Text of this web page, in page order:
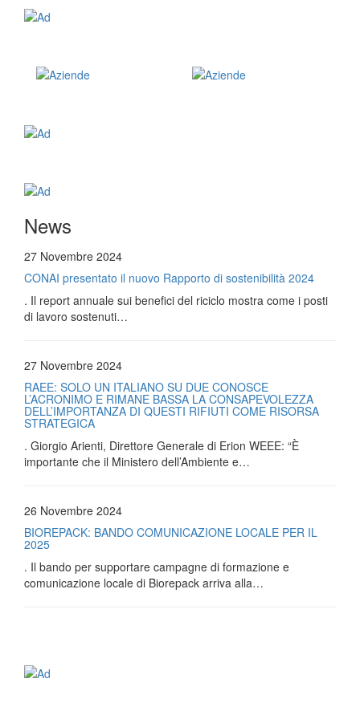
News
27 Novembre 2024
CONAI presentato il nuovo Rapporto di sostenibilità 2024
. Il report annuale sui benefici del riciclo mostra come i posti
di lavoro sostenuti…
27 Novembre 2024
RAEE: SOLO UN ITALIANO SU DUE CONOSCE
L’ACRONIMO E RIMANE BASSA LA CONSAPEVOLEZZA
DELL’IMPORTANZA DI QUESTI RIFIUTI COME RISORSA
STRATEGICA
. Giorgio Arienti, Direttore Generale di Erion WEEE: “È
importante che il Ministero dell’Ambiente e…
26 Novembre 2024
BIOREPACK: BANDO COMUNICAZIONE LOCALE PER IL
2025
. Il bando per supportare campagne di formazione e
comunicazione locale di Biorepack arriva alla…